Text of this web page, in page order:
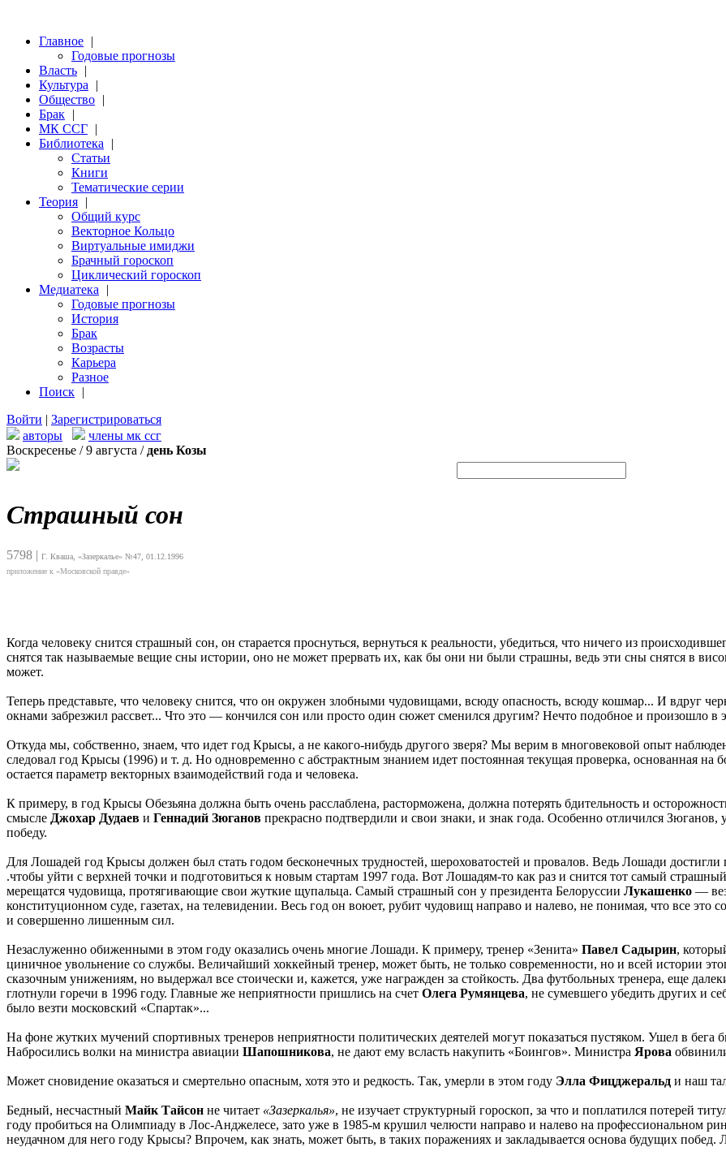
Главное |
Годовые прогнозы
Власть |
Культура
|
Общество |
Брак |
МК ССГ |
Библиотека
|
Статьи
Книги
Тематические серии
Теория |
Общий курс
Векторное Кольцо
Виртуальные имиджи
Брачный гороскоп
Циклический гороскоп
Медиатека
|
Годовые прогнозы
История
Брак
Возрасты
Карьера
Разное
Поиск |
Войти | Зарегистрироваться
авторы
члены мк ссг
Воскресенье / 9 августа / день Козы
Страшный сон
5798 | Г. Кваша, «Зазеркалье» №47, 01.12.1996
приложение к «Московской правде»
Когда человеку снится страшный сон, он старается проснуться, вернуться к реальности, убедиться, что ничего из
снятся так называемые вещие сны истории, оно не может прервать их, как бы они ни были страшны, ведь эти сны снятся в
может.
Теперь представьте, что человеку снится, что он окружен злобными чудовищами, всюду опасность, всюду кошмар... И вдруг
окнами забрезжил рассвет... Что это — кончился сон или просто один сюжет сменился другим? Нечто подобное и произошло в
Откуда мы, собственно, знаем, что идет год Крысы, а не какого-нибудь другого зверя? Мы верим в многовековой опыт
следовал год Крысы (1996) и т. д. Но одновременно с абстрактным знанием идет постоянная текущая проверка, основанная на
остается параметр векторных взаимодействий года и человека.
К примеру, в год Крысы Обезьяна должна быть очень расслаблена, расторможена, должна потерять бдительность и
смысле Джохар Дудаев и Геннадий Зюганов прекрасно подтвердили и свои знаки, и знак года. Особенно отличился
победу.
Для Лошадей год Крысы должен был стать годом бесконечных трудностей, шероховатостей и провалов. Ведь Лошади
.чтобы уйти с верхней точки и подготовиться к новым стартам 1997 года. Вот Лошадям-то как раз и снится тот самый
мерещатся чудовища, протягивающие свои жуткие щупальца. Самый страшный сон у президента Белоруссии Лукашенко —
конституционном суде, газетах, на телевидении. Весь год он воюет, рубит чудовищ направо и налево, не понимая, что все
и совершенно лишенным сил.
Незаслуженно обиженными в этом году оказались очень многие Лошади. К примеру, тренер «Зенита» Павел Садырин,
циничное увольнение со службы. Величайший хоккейный тренер, может быть, не только современности, но и всей истории
сказочным унижениям, но выдержал все стоически и, кажется, уже награжден за стойкость. Два футбольных тренера, еще
глотнули горечи в 1996 году. Главные же неприятности пришлись на счет Олега Румянцева, не сумевшего убедить других и
было везти московский «Спартак»...
На фоне жутких мучений спортивных тренеров неприятности политических деятелей могут показаться пустяком. Ушел в бега
Набросились волки на министра авиации Шапошникова, не дают ему всласть накупить «Боингов». Министра Ярова
Может сновидение оказаться и смертельно опасным, хотя это и редкость. Так, умерли в этом году Элла Фицджеральд и наш
Бедный, несчастный Майк Тайсон не читает «Зазеркалья», не изучает структурный гороскоп, за что и поплатился потерей
году пробиться на Олимпиаду в Лос-Анджелесе, зато уже в 1985-м крушил челюсти направо и налево на профессиональном
неудачном для него году Крысы? Впрочем, как знать, может быть, в таких поражениях и закладывается основа будущих побед.